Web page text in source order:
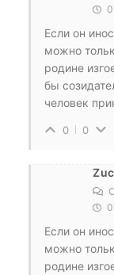
Если он
можно
родине
бы
человек
0 0
Если он
можно
родине